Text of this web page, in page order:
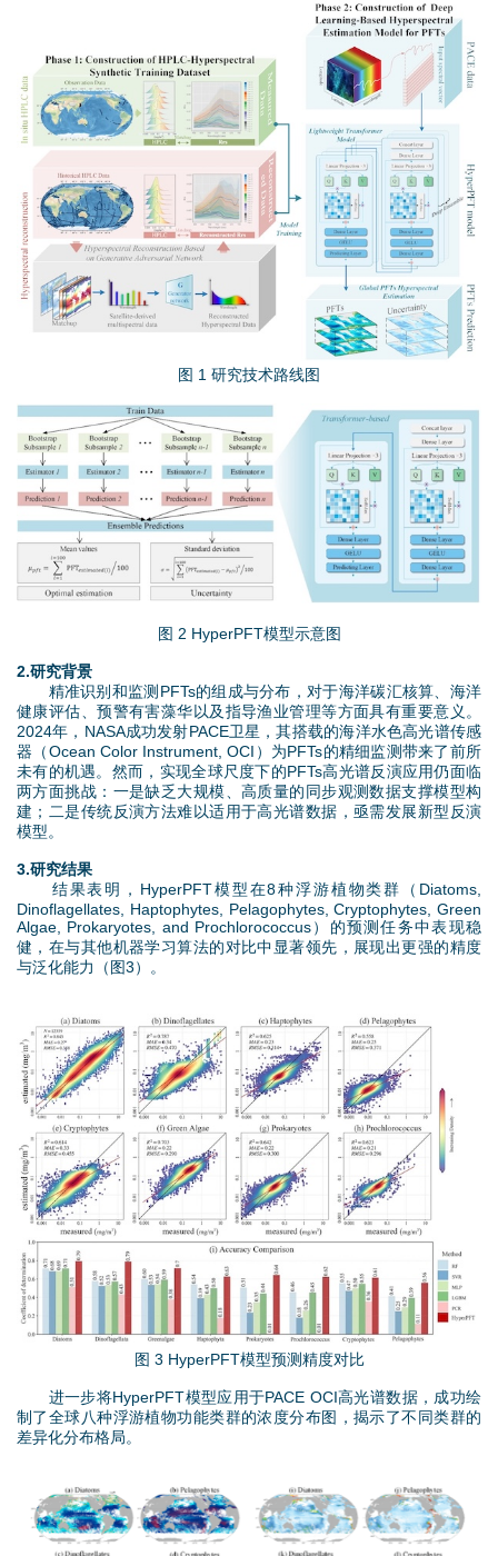
片
1
j
p
图 1 研究技术路线图
图
片
2
.
p
g
图 2 HyperPFT模型示意图
2.研究背景
精准识别和监测PFTs的组成与分布，对于海洋碳汇核算、海洋
健康评估、预警有害藻华以及指导渔业管理等方面具有重要意义。
2024年，NASA成功发射PACE卫星，其搭载的海洋水色高光谱传感
器（Ocean Color Instrument, OCI）为PFTs的精细监测带来了前所
未有的机遇。然而，实现全球尺度下的PFTs高光谱反演应用仍面临
两方面挑战：一是缺乏大规模、高质量的同步观测数据支撑模型构
建；二是传统反演方法难以适用于高光谱数据，亟需发展新型反演
模型。
3.研究结果
结果表明，HyperPFT模型在8种浮游植物类群（Diatoms,
Dinoflagellates, Haptophytes, Pelagophytes, Cryptophytes, Green
Algae, Prokaryotes, and Prochlorococcus）的预测任务中表现稳
健，在与其他机器学习算法的对比中显著领先，展现出更强的精度
与泛化能力（图3）。
图
片
3
.
j
p
g
图 3 HyperPFT模型预测精度对比
进一步将HyperPFT模型应用于PACE OCI高光谱数据，成功绘
制了全球八种浮游植物功能类群的浓度分布图，揭示了不同类群的
差异化分布格局。
图